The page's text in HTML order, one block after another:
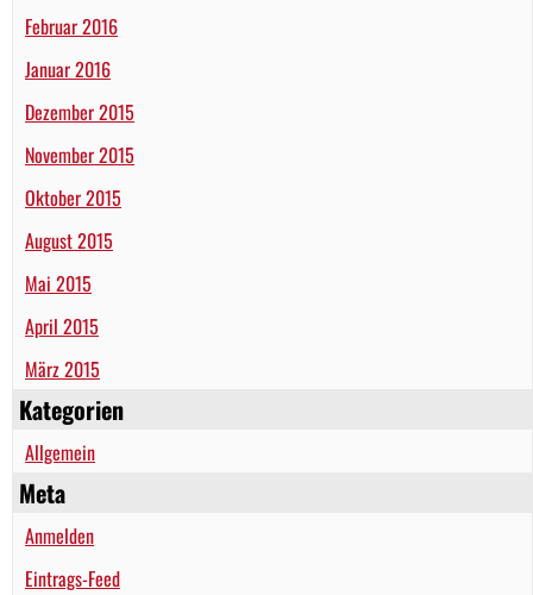
Februar 2016
Januar 2016
Dezember 2015
November 2015
Oktober 2015
August 2015
Mai 2015
April 2015
März 2015
Kategorien
Allgemein
Meta
Anmelden
Eintrags-Feed